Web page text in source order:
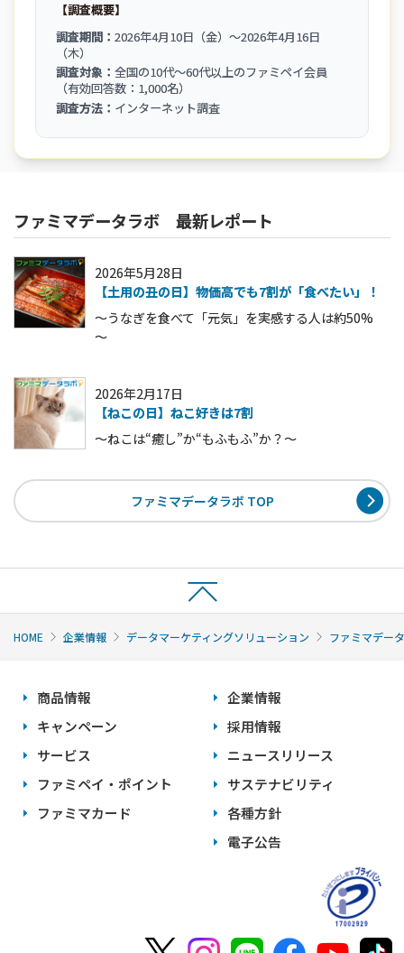
【調査概要】
調査期間：2026年4月10日（金）～2026年4月16日
（木）
調査対象：全国の10代～60代以上のファミペイ会員
（有効回答数：1,000名）
調査方法： インターネット調査
ファミマデータラボ 最新レポート
2026年5月28日
【土用の丑の日】物価高でも7割が「食べたい」！
～うなぎを食べて「元気」を実感する人は約50%
～
2026年2月17日
【ねこの日】ねこ好きは7割
～ねこは“癒し”か“もふもふ”か？～
ファミマデータラボ TOP
HOME 企業情報 データマーケティングソリューション ファミマデー
商品情報
キャンペーン
サービス
ファミペイ・ポイント
ファミマカード
企業情報
採用情報
ニュースリリース
サステナビリティ
各種方針
電子公告